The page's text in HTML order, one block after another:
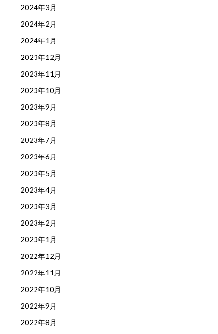
2024年3月
2024年2月
2024年1月
2023年12月
2023年11月
2023年10月
2023年9月
2023年8月
2023年7月
2023年6月
2023年5月
2023年4月
2023年3月
2023年2月
2023年1月
2022年12月
2022年11月
2022年10月
2022年9月
2022年8月